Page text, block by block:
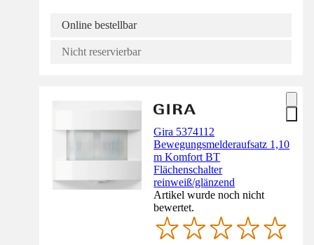
Online bestellbar
Nicht reservierbar
Gira 5374112
Bewegungsmelderaufsatz 1,10
m Komfort BT
Flächenschalter
reinweiß/glänzend
Artikel wurde noch nicht
bewertet.